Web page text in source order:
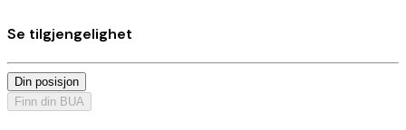
Se tilgjengelighet
Din posisjon
Finn din BUA